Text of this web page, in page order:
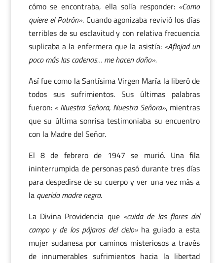
cómo se encontraba, ella solía responder: «Como
quiere el Patrón». Cuando agonizaba revivió los días
terribles de su esclavitud y con relativa frecuencia
suplicaba a la enfermera que la asistía: «Aflojad un
poco más las cadenas… me hacen daño».
Así fue como la Santísima Virgen María la liberó de
todos sus sufrimientos. Sus últimas palabras
fueron: « Nuestra Señora, Nuestra Señora», mientras
que su última sonrisa testimoniaba su encuentro
con la Madre del Señor.
El 8 de febrero de 1947 se murió. Una fila
ininterrumpida de personas pasó durante tres días
para despedirse de su cuerpo y ver una vez más a
la querida madre negra.
La Divina Providencia que «cuida de las flores del
campo y de los pájaros del cielo»ha guiado a esta
mujer sudanesa por caminos misteriosos a través
de innumerables sufrimientos hacia la libertad